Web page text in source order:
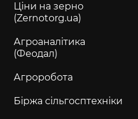
Ціни на зерно
(Zernotorg.ua)
Агроаналітика
(Феодал)
Агроробота
Біржа сільгосптехніки